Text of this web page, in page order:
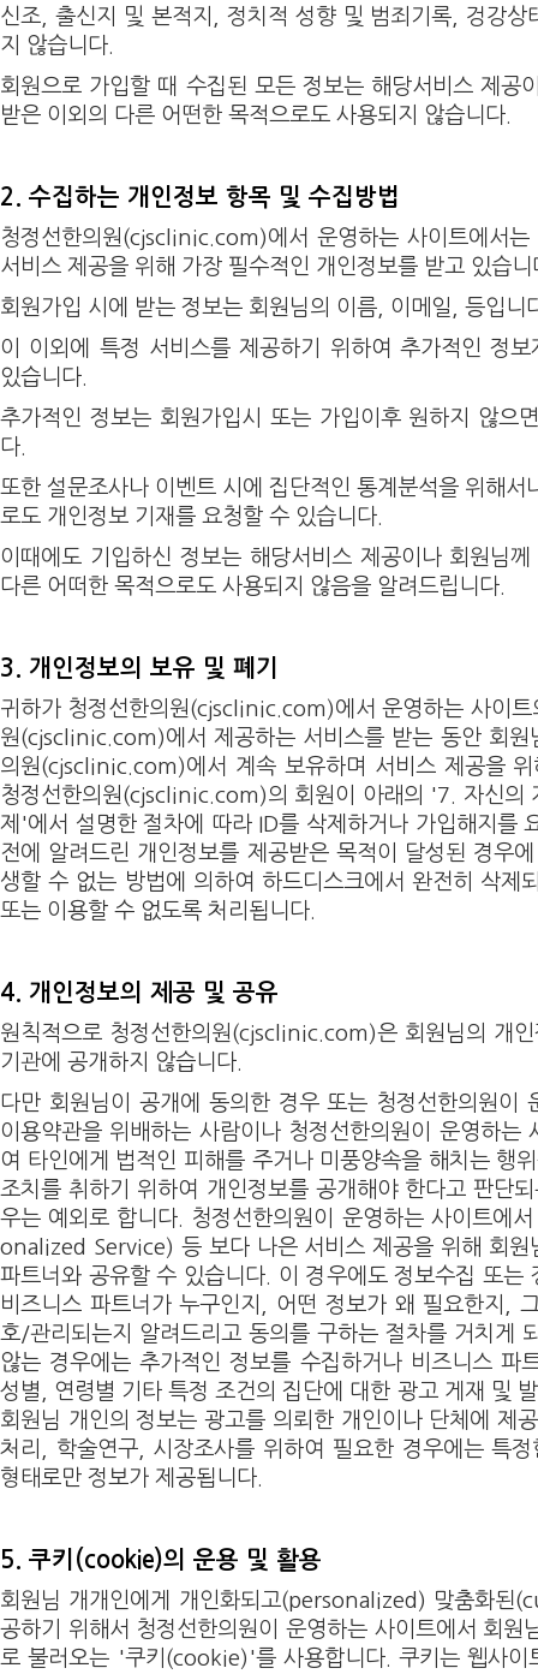
신조, 출신지 및 본적지, 정치적 성향 및 범죄기록, 겅강상
지 않습니다.
회원으로 가입할 때 수집된 모든 정보는 해당서비스 제공
받은 이외의 다른 어떤한 목적으로도 사용되지 않습니다.
2. 수집하는 개인정보 항목 및 수집방법
청정선한의원(cjsclinic.com)에서 운영하는 사이트에서
서비스 제공을 위해 가장 필수적인 개인정보를 받고 있습니
회원가입 시에 받는 정보는 회원님의 이름, 이메일, 등입니
이 이외에 특정 서비스를 제공하기 위하여 추가적인 정
있습니다.
추가적인 정보는 회원가입시 또는 가입이후 원하지 않으
다.
또한 설문조사나 이벤트 시에 집단적인 통계분석을 위해서
로도 개인정보 기재를 요청할 수 있습니다.
이때에도 기입하신 정보는 해당서비스 제공이나 회원님
다른 어떠한 목적으로도 사용되지 않음을 알려드립니다.
3. 개인정보의 보유 및 폐기
귀하가 청정선한의원(cjsclinic.com)에서 운영하는 사이트
원(cjsclinic.com)에서 제공하는 서비스를 받는 동안 회원
의원(cjsclinic.com)에서 계속 보유하며 서비스 제공을
청정선한의원(cjsclinic.com)의 회원이 아래의 '7. 자신의
제'에서 설명한 절차에 따라 ID를 삭제하거나 가입해지를
전에 알려드린 개인정보를 제공받은 목적이 달성된 경우
생할 수 없는 방법에 의하여 하드디스크에서 완전히 삭제
또는 이용할 수 없도록 처리됩니다.
4. 개인정보의 제공 및 공유
원칙적으로 청정선한의원(cjsclinic.com)은 회원님의 개
기관에 공개하지 않습니다.
다만 회원님이 공개에 동의한 경우 또는 청정선한의원이
이용약관을 위배하는 사람이나 청정선한의원이 운영하는
여 타인에게 법적인 피해를 주거나 미풍양속을 해치는 행
조치를 취하기 위하여 개인정보를 공개해야 한다고 판단
우는 예외로 합니다. 청정선한의원이 운영하는 사이트에
onalized Service) 등 보다 나은 서비스 제공을 위해 회원
파트너와 공유할 수 있습니다. 이 경우에도 정보수집 또는
비즈니스 파트너가 누구인지, 어떤 정보가 왜 필요한지,
호/관리되는지 알려드리고 동의를 구하는 절차를 거치게
않는 경우에는 추가적인 정보를 수집하거나 비즈니스 파
성별, 연령별 기타 특정 조건의 집단에 대한 광고 게재 및
회원님 개인의 정보는 광고를 의뢰한 개인이나 단체에 제
처리, 학술연구, 시장조사를 위하여 필요한 경우에는 특
형태로만 정보가 제공됩니다.
5. 쿠키(cookie)의 운용 및 활용
회원님 개개인에게 개인화되고(personalized) 맞춤화된
공하기 위해서 청정선한의원이 운영하는 사이트에서 회원
로 불러오는 '쿠키(cookie)'를 사용합니다. 쿠키는 웹사이